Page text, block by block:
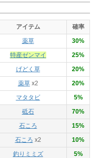
アイテム 確率
薬草
30%
特産ゼンマイ
25%
げどく草
20%
薬草x2
20%
マタタビ
5%
砥石
70%
石ころ
15%
石ころ x2
10%
釣りミミズ
5%